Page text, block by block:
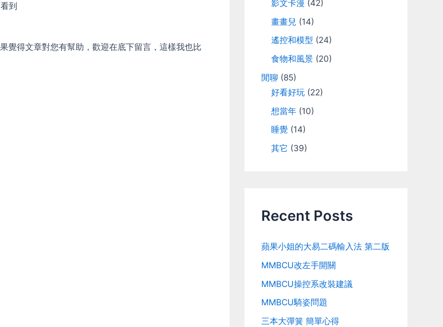
到
覺得文章對您有幫助，歡迎在底下留言，這樣我也比
影文卡漫 (42)
畫畫兒 (14)
遙控和模型 (24)
食物和風景 (20)
閒聊 (85)
好看好玩 (22)
想當年 (10)
睡覺 (14)
其它 (39)
Recent Posts
蘋果小姐的大易二碼輸入法 第二版
MMBCU改左手開關
MMBCU操控系改裝建議
MMBCU騎姿問題
三本大彈簧 簡單心得